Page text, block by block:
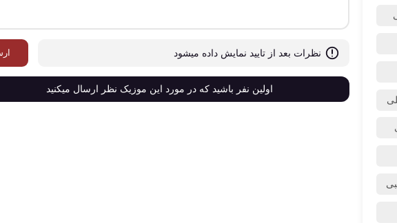
نظرات بعد از تایید نمایش داده میشود
اولین نفر باشید که در مورد این موزیک نظر ارسال میکنید